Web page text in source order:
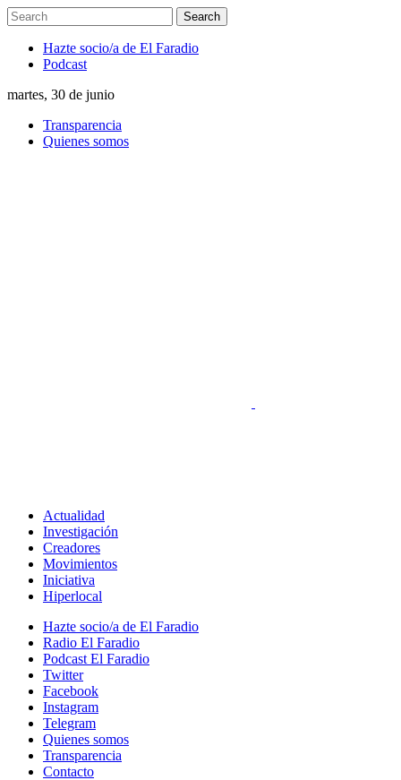
Hazte socio/a de El Faradio
Podcast
martes, 30 de junio
Transparencia
Quienes somos
Actualidad
Investigación
Creadores
Movimientos
Iniciativa
Hiperlocal
Hazte socio/a de El Faradio
Radio El Faradio
Podcast El Faradio
Twitter
Facebook
Instagram
Telegram
Quienes somos
Transparencia
Contacto